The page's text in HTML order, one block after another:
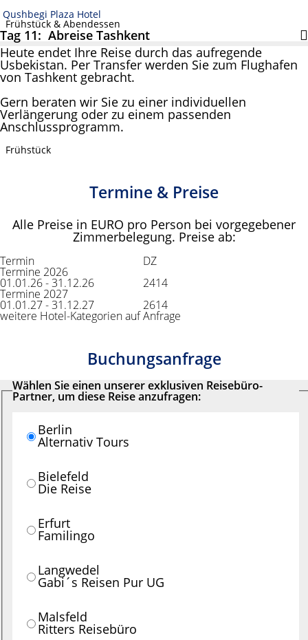
Qushbegi Plaza Hotel
Frühstück & Abendessen
Tag 11: Abreise Tashkent
Heute endet Ihre Reise durch das aufregende
Usbekistan. Per Transfer werden Sie zum Flughafen
von Tashkent gebracht.
Gern beraten wir Sie zu einer individuellen
Verlängerung oder zu einem passenden
Anschlussprogramm.
Frühstück
Termine & Preise
Alle Preise in EURO pro Person bei vorgegebener
Zimmerbelegung. Preise ab:
Termin DZ
Termine 2026
01.01.26 - 31.12.26 2414
Termine 2027
01.01.27 - 31.12.27 2614
weitere Hotel-Kategorien auf Anfrage
Buchungsanfrage
Wählen Sie einen unserer exklusiven Reisebüro-
Partner, um diese Reise anzufragen:
Berlin
Alternativ Tours
Bielefeld
Die Reise
Erfurt
Familingo
Langwedel
Gabi´s Reisen Pur UG
Malsfeld
Ritters Reisebüro